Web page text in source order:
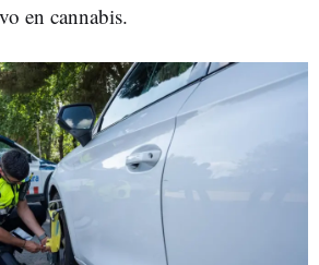
en cannabis.